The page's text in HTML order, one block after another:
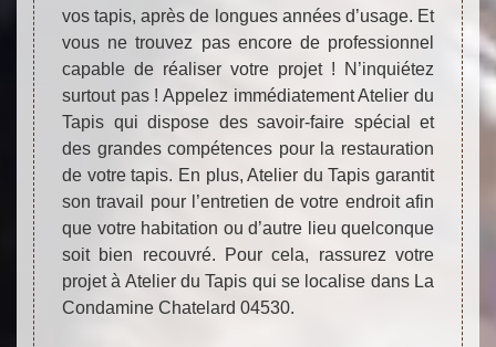
vos tapis, après de longues années d’usage. Et
vous ne trouvez pas encore de professionnel
capable de réaliser votre projet ! N’inquiétez
surtout pas ! Appelez immédiatement Atelier du
Tapis qui dispose des savoir-faire spécial et
des grandes compétences pour la restauration
de votre tapis. En plus, Atelier du Tapis garantit
son travail pour l’entretien de votre endroit afin
que votre habitation ou d’autre lieu quelconque
soit bien recouvré. Pour cela, rassurez votre
projet à Atelier du Tapis qui se localise dans La
Condamine Chatelard 04530.